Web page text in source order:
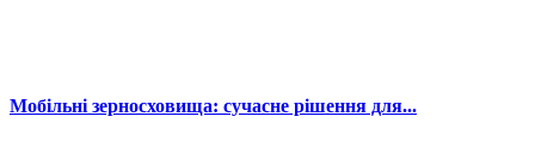
Мобільні зерносховища: сучасне рішення для...